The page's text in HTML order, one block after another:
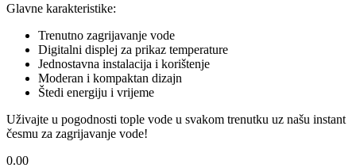
Glavne karakteristike:
Trenutno zagrijavanje vode
Digitalni displej za prikaz temperature
Jednostavna instalacija i korištenje
Moderan i kompaktan dizajn
Štedi energiju i vrijeme
Uživajte u pogodnosti tople vode u svakom trenutku uz našu instant
česmu za zagrijavanje vode!
0.00